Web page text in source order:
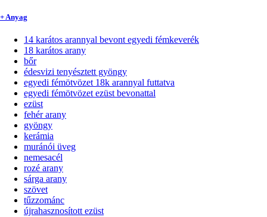
+ Anyag
14 karátos arannyal bevont egyedi fémkeverék
18 karátos arany
bőr
édesvizi tenyésztett gyöngy
egyedi fémötvözet 18k arannyal futtatva
egyedi fémötvözet ezüst bevonattal
ezüst
fehér arany
gyöngy
kerámia
muránói üveg
nemesacél
rozé arany
sárga arany
szövet
tűzzománc
újrahasznosított ezüst